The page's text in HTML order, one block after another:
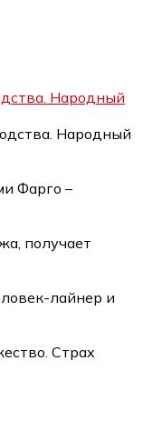
Народный
Народный
Фарго –
получает
лайнер и
Страх